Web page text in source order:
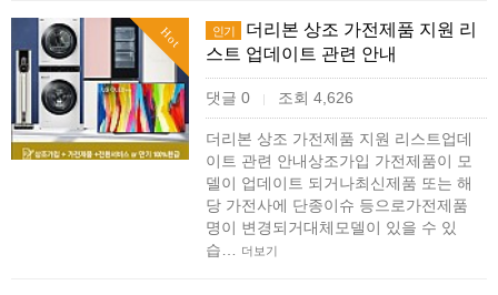
Hot 인기
더리본 상조 가전제품 지원 리
스트 업데이트 관련 안내
댓글 0 | 조회 4,626
더리본 상조 가전제품 지원 리스트업데
이트 관련 안내상조가입 가전제품이 모
델이 업데이트 되거나최신제품 또는 해
당 가전사에 단종이슈 등으로가전제품
명이 변경되거대체모델이 있을 수 있
습…
더보기